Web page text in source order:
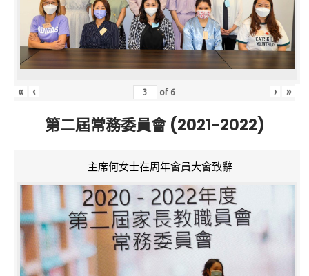
« ‹ of 6 › »
第二屆常務委員會 (2021-2022)
主席何女士在周年會員大會致辭